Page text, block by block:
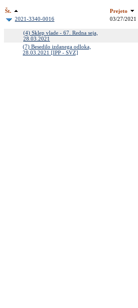
Št. Prejeto
2021-3340-0016
03/27/2021
(4) Sklep vlade - 67. Redna seja,
28.03.2021
(7) Besedilo izdanega odloka,
28.03.2021 [IPP - SVZ]